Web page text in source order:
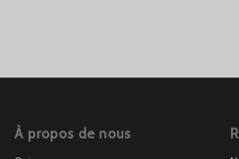
À propos de nous